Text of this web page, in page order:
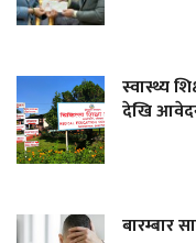
स्वास्थ्य
देखि
बारम्बार